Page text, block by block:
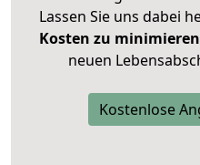
Lassen Sie uns dabei
Kosten zu minimieren
neuen
Kostenlose